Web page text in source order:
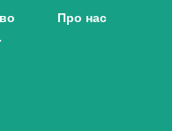
Про нас